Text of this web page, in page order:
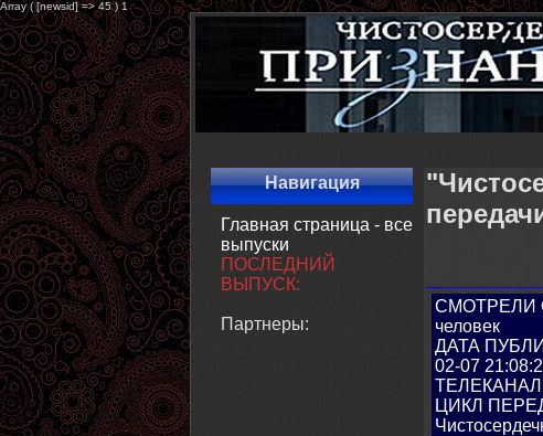
Array ( [newsid] => 45 ) 1
Навигация
Главная страница - все
выпуски
ПОСЛЕДНИЙ
ВЫПУСК:
Партнеры:
СМОТРЕЛИ
человек
ДАТА
02-07
ЦИКЛ